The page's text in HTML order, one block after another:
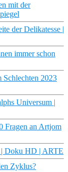
mit der
der Delikatesse |
immer schon
Schlechten 2023
Universum |
Fragen an Artjom
| Doku HD | ARTE
Zyklus?